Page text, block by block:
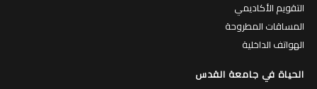
التقويم الأكاديمي
المساقات المطروحة
الهواتف الداخلية
الحياة في جامعة القدس